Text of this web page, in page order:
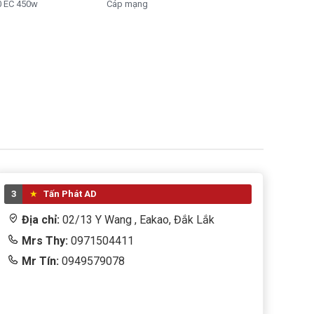
EC 450w
Cáp mạng
3 Tấn Phát AD
Địa chỉ:02/13 Y Wang , Eakao, Đắk Lắk
Mrs Thy: 0971504411
Mr Tín: 0949579078